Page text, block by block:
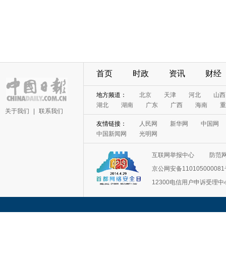
关于我们 联系我们
首页 时政 资讯 财经
地方频道： 北京 天津 河北
山西
湖北
湖南 广东 广西 海南
友情链接： 人民网 新华网
中国网
中国新闻网
光明网
互联网举报中心
防范
京公网安备110105000081
12300电信用户申诉受理中